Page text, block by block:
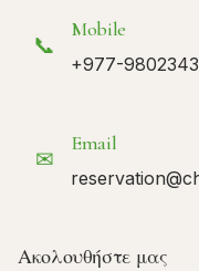
📞
Mobile
+977-
✉
Email
Ακολουθήστε μας